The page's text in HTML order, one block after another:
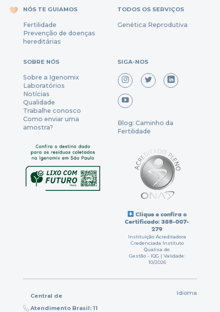
NÓS TE GUIAMOS
Fertilidade
Prevenção dedoenças
hereditárias
TODOS OS SERVIÇOS
Genética Reprodutiva
SOBRE NÓS
Sobre a Igenomix
Laboratórios
Notícias
Qualidade
Trabalhe conosco
Como enviar uma
amostra?
SIGA-NOS
Blog: Caminho da
Fertilidade
Clique e confira o
Certificado: 385-007-
279
Instituição Acreditadora
Credenciada Instituto
Qualisa de
Gestão - IQG | Validade:
10/2026
Central de
Atendimento Brasil: 11
Idioma